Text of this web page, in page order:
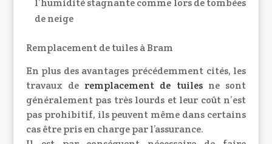
l’humidité stagnante comme lors de tombées
de neige
Remplacement de tuiles à Bram
En plus des avantages précédemment cités, les
travaux de remplacement de tuiles ne sont
généralement pas très lourds et leur coût n’est
pas prohibitif, ils peuvent même dans certains
cas être pris en charge par l’assurance.